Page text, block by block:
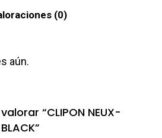
(0)
aún.
“CLIPON NEUX-